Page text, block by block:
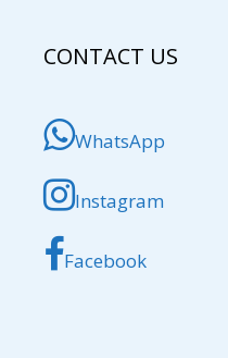
CONTACT US
WhatsApp
Instagram
Facebook